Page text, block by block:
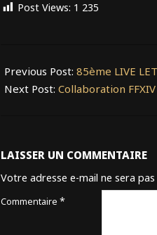
Post Views: 1 235
01-
27
Previous Post:85ème LIVE
Next Post:Collaboration
LAISSER UN COMMENTAIRE
Votre adresse e-mail ne sera pas
Commentaire*